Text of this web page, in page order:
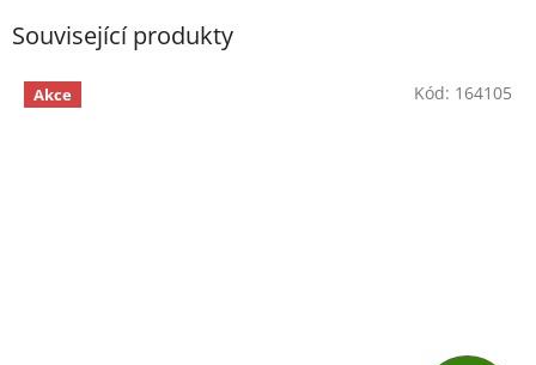
Související produkty
Akce Kód: 164105